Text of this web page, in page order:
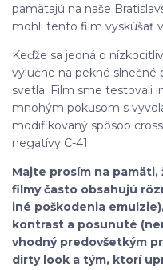
pamätajú na naše
mohli tento film vyskúšať
Keďže sa jedná o
výlučne na pekné slnečné
svetla. Film sme testovali
mnohým pokusom s
modifikovaný spôsob
negatívy C-41.
Majte prosím na
filmy často obsahujú
iné poškodenia
kontrast a posunuté
vhodný predovšetkým
dirty look a tým, ktorí